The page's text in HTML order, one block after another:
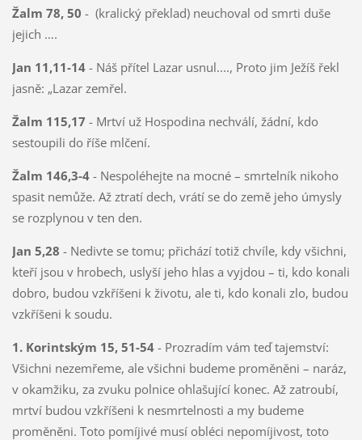
Žalm 78, 50 - (kralický překlad) neuchoval od smrti duše
jejich ….
Jan 11,11-14- Náš přítel Lazar usnul...., Proto jim Ježíš řekl
jasně: „Lazar zemřel.
Žalm 115,17 - Mrtví už Hospodina nechválí, žádní, kdo
sestoupili do říše mlčení.
Žalm 146,3-4- Nespoléhejte na mocné – smrtelník nikoho
spasit nemůže. Až ztratí dech, vrátí se do země jeho úmysly
se rozplynou v ten den.
Jan 5,28 - Nedivte se tomu; přichází totiž chvíle, kdy všichni,
kteří jsou v hrobech, uslyší jeho hlas a vyjdou – ti, kdo konali
dobro, budou vzkříšeni k životu, ale ti, kdo konali zlo, budou
vzkříšeni k soudu.
1. Korintským 15, 51-54- Prozradím vám teď tajemství:
Všichni nezemřeme, ale všichni budeme proměněni – naráz,
v okamžiku, za zvuku polnice ohlašující konec. Až zatroubí,
mrtví budou vzkříšeni k nesmrtelnosti a my budeme
proměněni. Toto pomíjivé musí obléci nepomíjivost, toto